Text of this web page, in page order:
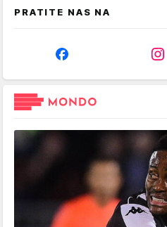
PRATITE NAS NA